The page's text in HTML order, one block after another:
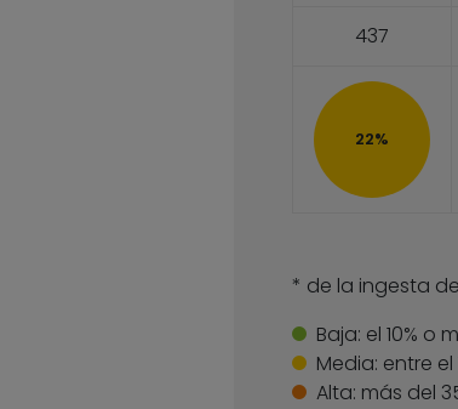
437
22%
* de la ingesta
Baja: el 10% o
Media: entre
Alta: más del